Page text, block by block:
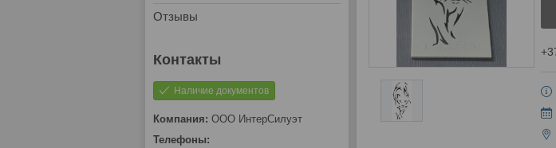
Отзывы
Наличие документов
OOO ИнтерCилуэт